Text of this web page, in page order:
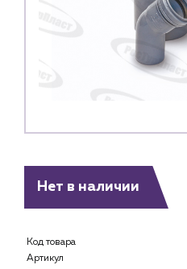
Нет в наличии
Код товара
Артикул